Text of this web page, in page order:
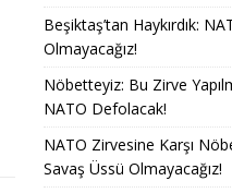
Beşiktaş’tan Haykırdık:
Olmayacağız!
Nöbetteyiz: Bu Zirve
NATO Defolacak!
NATO Zirvesine Karşı
Savaş Üssü Olmayacağız!